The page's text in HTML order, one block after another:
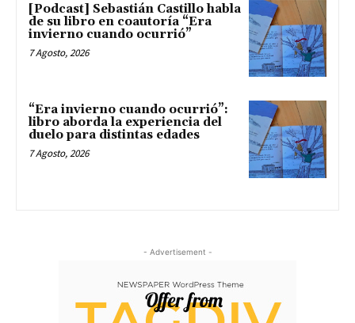
[Podcast] Sebastián Castillo habla
de su libro en coautoría “Era
invierno cuando ocurrió”
7 Agosto, 2026
“Era invierno cuando ocurrió”:
libro aborda la experiencia del
duelo para distintas edades
7 Agosto, 2026
- Advertisement -